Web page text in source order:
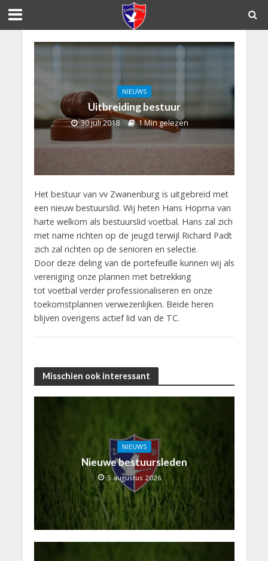
NIEUWS
Uitbreiding bestuur
30 juli 2018 1 Min gelezen
Het bestuur van vv Zwanenburg is uitgebreid met
een nieuw bestuurslid. Wij heten Hans Hopma van
harte welkom als bestuurslid voetbal. Hans zal zich
met name richten op de jeugd terwijl Richard Padt
zich zal richten op de senioren en selectie.
Door deze deling van de portefeuille kunnen wij als
vereniging onze plannen met betrekking
tot voetbal verder professionaliseren en onze
toekomstplannen verwezenlijken. Beide heren
blijven overigens actief lid van de TC.
Misschien ook interessant
NIEUWS
Nieuwe bestuursleden
5 augustus 2026